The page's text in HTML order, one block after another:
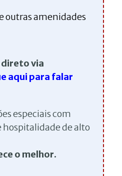
outras amenidades
via
aqui para falar
especiais com
de alto
o melhor.